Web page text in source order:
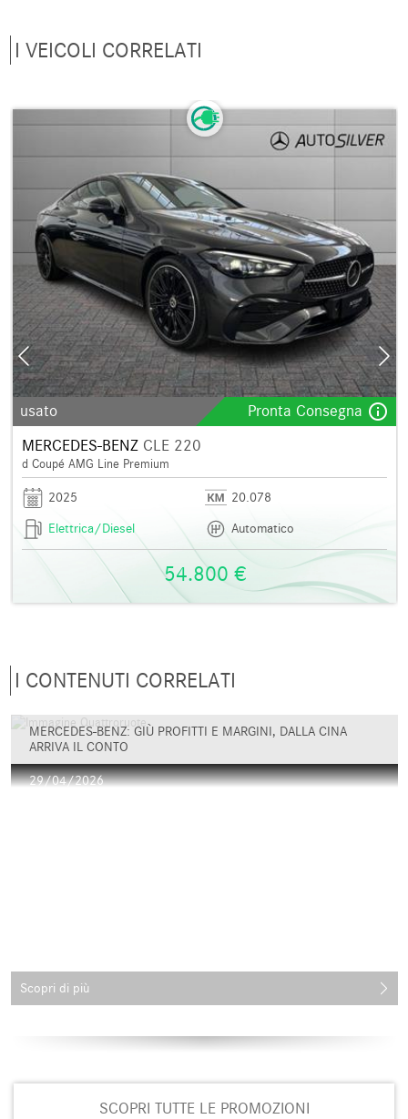
I VEICOLI CORRELATI
usato Pronta Consegna info_outline
MERCEDES-BENZCLE 220
d Coupé AMG Line Premium
2025
20.078
Elettrica/Diesel
Automatico
54.800 €
I CONTENUTI CORRELATI
MERCEDES-BENZ: GIÙ PROFITTI E MARGINI, DALLA CINA
ARRIVA IL CONTO
29/04/2026
Scopri di più
SCOPRI TUTTE LE PROMOZIONI